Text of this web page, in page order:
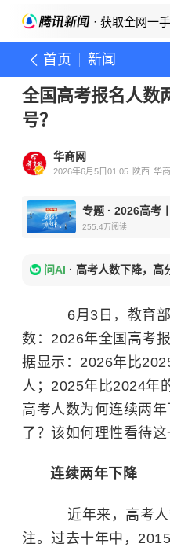
· 获取全网一
首页 新闻
全国高考报名人数
号？
华商网
2026年6月5日01:05 陕西 华
专题 · 2026高考
255.4万阅读
问AI · 高考人数下降，高
6月3日，教育部
数：2026年全国高考
据显示：2026年比
人；2025年比2024年
高考人数为何连续两
了？该如何理性看待这
连续两年下降
近年来，高考人
注。过去十年中，